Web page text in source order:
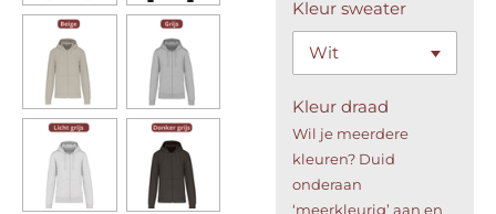
Kleur sweater
Kleur draad
Wil je meerdere
kleuren? Duid
onderaan
‘meerkleurig’ aan en